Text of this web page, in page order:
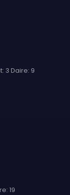
3 Daire: 9
19